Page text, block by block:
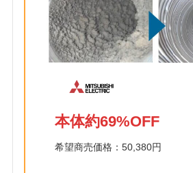
本体約69%OFF
希望商売価格：50,380円